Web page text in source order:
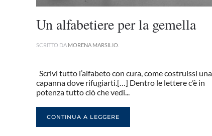
Un alfabetiere per la gemella
SCRITTO DA MORENA MARSILIO
Scrivi tutto l’alfabeto con cura, come costruissi una
capanna dove rifugiarti.[…] Dentro le lettere c’è in
potenza tutto ciò che vedi...
CONTINUA A LEGGERE